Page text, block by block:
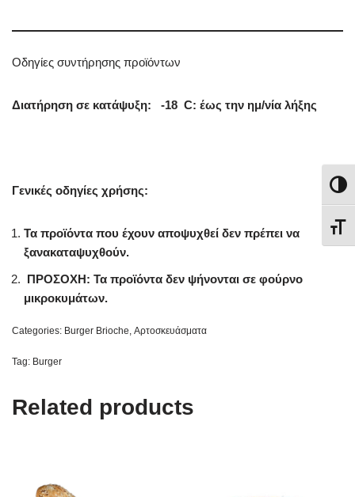
Οδηγίες συντήρησης προϊόντων
Διατήρηση σε κατάψυξη: -18 C: έως την ημ/νία λήξης
Γενικές οδηγίες χρήσης:
Τα προϊόντα που έχουν αποψυχθεί δεν πρέπει να
ξανακαταψυχθούν.
ΠΡΟΣΟΧΗ: Τα προϊόντα δεν ψήνονται σε φούρνο
μικροκυμάτων.
Categories: Burger Brioche, Αρτοσκευάσματα
Tag: Burger
Related products